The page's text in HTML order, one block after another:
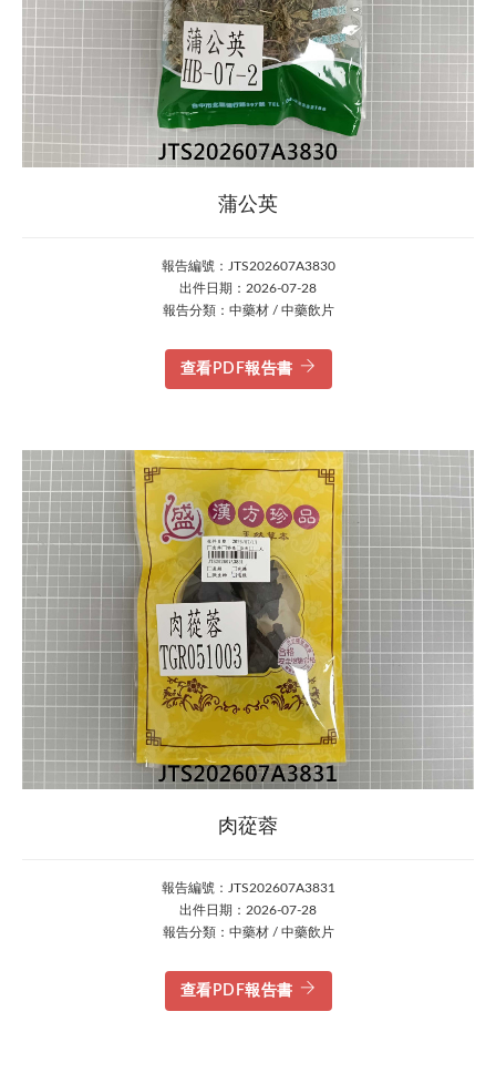
蒲公英
報告編號：JTS202607A3830
出件日期：2026-07-28
報告分類：中藥材 / 中藥飲片
查看PDF報告書
肉蓯蓉
報告編號：JTS202607A3831
出件日期：2026-07-28
報告分類：中藥材 / 中藥飲片
查看PDF報告書